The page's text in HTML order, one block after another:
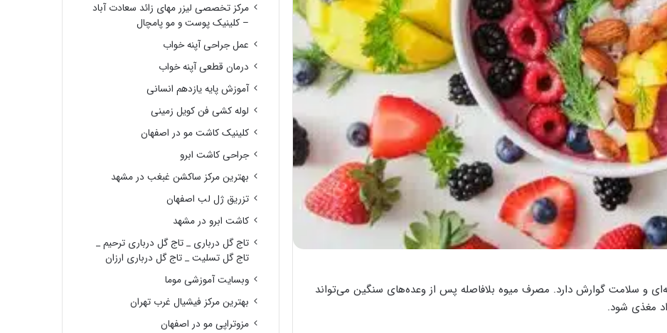
و سلامت گوارش دارد. مصرف میوه بلافاصله پس از وعده‌های سنگین می‌تواند
مغذی شود.
مرکز تخصصی لیزر مهای زائد سعادت آباد
– کلینیک پوست و مو پامچال
عمل جراحی آپنه خواب
درمان قطعی آپنه خواب
آموزش پایه یازدهم انسانی
لوله کشی فن کویل زمینی
کلینیک کاشت مو در اصفهان
جراحی کاشت ابرو
بهترین مرکز ساکشن غبغب در مشهد
تزریق ژل لب اصفهان
کاشت ابرو در مشهد
تاج گل درباری _ تاج گل درباری ترحیم _
تاج گل تسلیت _ تاج گل درباری ارزان
وبسایت آموزشی موما
بهترین مرکز فیشیال غرب تهران
مزوتراپی مو در اصفهان